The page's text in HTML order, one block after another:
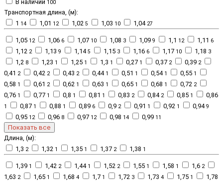
В наличии 100
Транспортная длина, (м):
1 14 1,01 12 1,02 5 1,03 10 1,04 27
1,05 12 1,06 6 1,07 10 1,08 3 1,09 9 1,1 12 1,11 6
1,12 2 1,13 9 1,145 1,15 3 1,16 6 1,17 10 1,18 3
1,2 8 1,23 1 1,25 1 1,3 1 0,27 1 0,37 2 0,39 2
0,41 2 0,42 2 0,43 2 0,44 1 0,51 1 0,54 1 0,55 1
0,58 1 0,61 2 0,62 1 0,63 1 0,65 1 0,68 1 0,72 2
0,76 1 0,77 1 0,8 1 0,81 1 0,83 2 0,84 2 0,85 1 0,86
1 0,87 1 0,88 1 0,89 6 0,9 2 0,91 1 0,92 1 0,949
0,95 12 0,96 8 0,97 12 0,98 14 0,99 11
Показать все
Длина, (м):
1,3 2 1,32 1 1,35 1 1,37 2 1,38 1
1,39 1 1,42 2 1,44 1 1,52 2 1,55 1 1,58 1 1,6 2
1,63 2 1,65 1 1,68 4 1,7 1 1,72 3 1,73 4 1,75 1 1,78